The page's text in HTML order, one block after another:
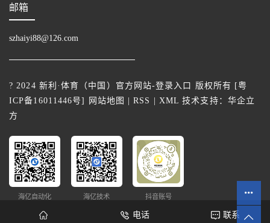
邮箱
szhaiyi88@126.com
? 2024 新利·体育（中国）官方网站-登录入口 版权所有 [粤
ICP备16011446号] 网站地图 |RSS XML 技术支持： 华企立
方
海亿自动化 海亿技术 抖音账号
电话 联系